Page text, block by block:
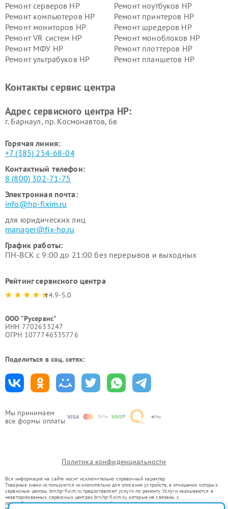
Мы принимаем
все формы оплаты
Ремонт серверов HP
Ремонт ноутбуков HP
Ремонт компьютеров HP
Ремонт принтеров HP
Ремонт мониторов HP
Ремонт шредеров HP
Ремонт VR систем HP
Ремонт моноблоков HP
Ремонт МФУ HP
Ремонт плоттеров HP
Ремонт ультрабуков HP
Ремонт планшетов HP
Контакты сервис центра
Адрес сервисного центра HP:
г. Барнаул, ​пр. Космонавтов, 6в
Горячая линия:
+7 (385) 254-68-04
Контактный телефон:
8 (800) 302-71-75
Электронная почта:
info@hp-fixim.ru
для юридических лиц
manager@fix-hp.ru
График работы:
ПН-ВСК с 9:00 до 21:00 без перерывов и выходных
Рейтинг сервисного центра
4.9-5.0
ООО "Русервис"
ИНН 7702633247
ОГРН 1077746335776
Поделиться в соц. сетях:
Политика конфиденциальности
Вся информация на сайте носит исключительно справочный характер.
Товарные знаки используются исключительно для описания устройств, в отношении которых
сервисные центры brn.hp-fixim.ru предоставляют услуги по ремонту. Услуги оказываются в
неавторизованных сервисных центрах brn.hp-fixim.ru, которые не связаны с
правообладателями товарных знаков или их официальными представителями.